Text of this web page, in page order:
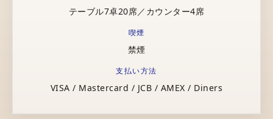
テーブル7卓20席／カウンター4席
喫煙
禁煙
支払い方法
VISA / Mastercard / JCB / AMEX / Diners